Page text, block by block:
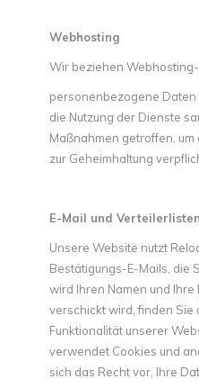
Webhosting
Wir beziehen
personenbezogene
die Nutzung der Dienste
Maßnahmen getroffen,
zur Geheimhaltung
E-Mail und Verteilerlisten
Unsere Website nutzt
Bestätigungs-E-Mails, die
wird Ihren Namen und
verschickt wird, finden Sie
Funktionalität unserer
verwendet Cookies und
sich das Recht vor, Ihre